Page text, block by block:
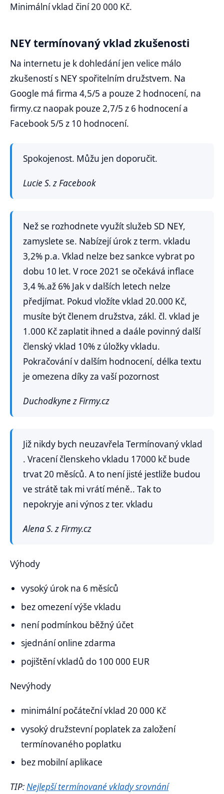
Minimální vklad činí 20 000 Kč.
NEY termínovaný vklad zkušenosti
Na internetu je k dohledání jen velice málo
zkušeností s NEY spořitelním družstvem. Na
Google má firma 4,5/5 a pouze 2 hodnocení, na
firmy.cz naopak pouze 2,7/5 z 6 hodnocení a
Facebook 5/5 z 10 hodnocení.
Spokojenost. Můžu jen doporučit.
Lucie S. z Facebook
Než se rozhodnete využít služeb SD NEY,
zamyslete se. Nabízejí úrok z term. vkladu
3,2% p.a. Vklad nelze bez sankce vybrat po
dobu 10 let. V roce 2021 se očekává inflace
3,4 %.až 6% Jak v dalších letech nelze
předjímat. Pokud vložíte vklad 20.000 Kč,
musíte být členem družstva, zákl. čl. vklad je
1.000 Kč zaplatit ihned a daále povinný další
členský vklad 10% z úložky vkladu.
Pokračování v dalším hodnocení, délka textu
je omezena díky za vaší pozornost
Duchodkyne z Firmy.cz
Již nikdy bych neuzavřela Termínovaný vklad
. Vracení členskeho vkladu 17000 kč bude
trvat 20 měsíců. A to není jisté jestliže budou
ve strátě tak mi vrátí méně.. Tak to
nepokryje ani výnos z ter. vkladu
Alena S. z Firmy.cz
Výhody
vysoký úrok na 6 měsíců
bez omezení výše vkladu
není podmínkou běžný účet
sjednání online zdarma
pojištění vkladů do 100 000 EUR
Nevýhody
minimální počáteční vklad 20 000 Kč
vysoký družstevní poplatek za založení
termínovaného poplatku
bez mobilní aplikace
TIP:Nejlepší termínované vklady srovnání